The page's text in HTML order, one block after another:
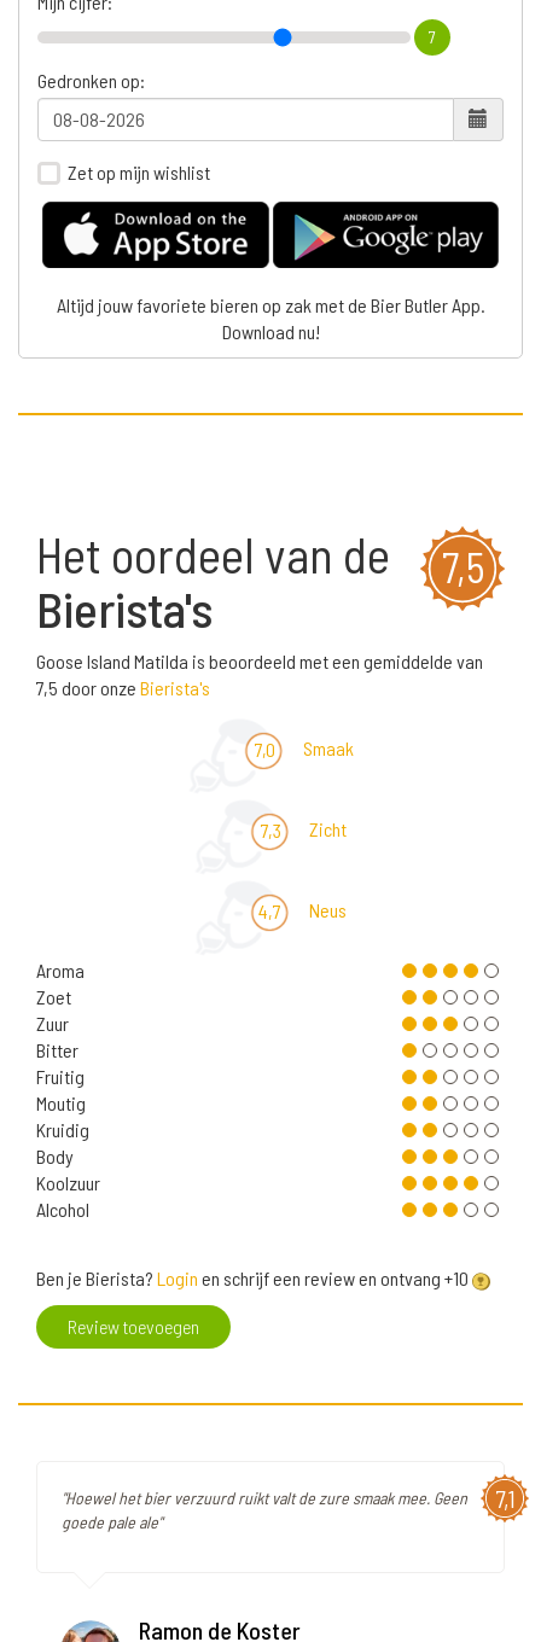
7
Gedronken op:
Zet op mijn wishlist
Altijd jouw favoriete bieren op zak met de Bier Butler App.
Download nu!
7,5
Het oordeel van de
Bierista's
Goose Island Matilda is beoordeeld met een gemiddelde van
7,5 door onze Bierista's
7,0 Smaak
7,3 Zicht
4,7 Neus
Aroma
Zoet
Zuur
Bitter
Fruitig
Moutig
Kruidig
Body
Koolzuur
Alcohol
Ben je Bierista? Login en schrijf een review en ontvang +10
Review toevoegen
7,1
"Hoewel het bier verzuurd ruikt valt de zure smaak mee. Geen
goede pale ale"
Ramon de Koster